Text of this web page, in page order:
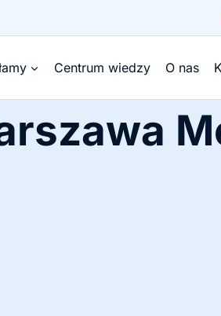
Centrum wiedzy O nas